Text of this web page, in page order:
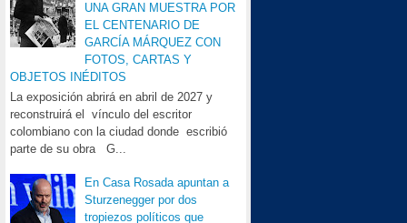
UNA GRAN MUESTRA POR
EL CENTENARIO DE
GARCÍA MÁRQUEZ CON
FOTOS, CARTAS Y
OBJETOS INÉDITOS
La exposición abrirá en abril de 2027 y
reconstruirá el vínculo del escritor
colombiano con la ciudad donde escribió
parte de su obra G...
En Casa Rosada apuntan a
Sturzenegger por dos
tropiezos políticos que